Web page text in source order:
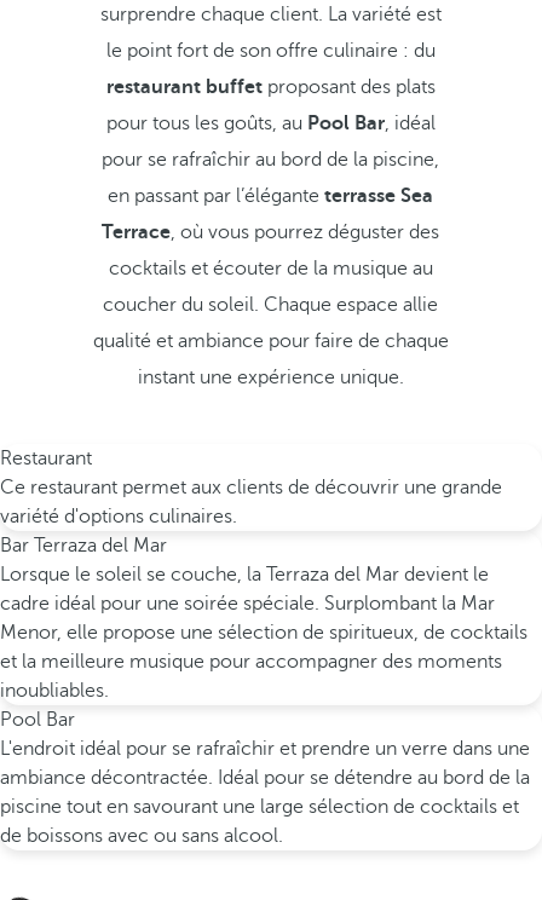
surprendre chaque client. La variété est
le point fort de son offre culinaire : du
restaurant buffetproposant des plats
pour tous les goûts, au Pool Bar, idéal
pour se rafraîchir au bord de la piscine,
en passant par l’éléganteterrasse Sea
Terrace, où vous pourrez déguster des
cocktails et écouter de la musique au
coucher du soleil. Chaque espace allie
qualité et ambiance pour faire de chaque
instant une expérience unique.
Restaurant
Ce restaurant permet aux clients de découvrir une grande
variété d'options culinaires.
Bar Terraza del Mar
Lorsque le soleil se couche, la Terraza del Mar devient le
cadre idéal pour une soirée spéciale. Surplombant la Mar
Menor, elle propose une sélection de spiritueux, de cocktails
et la meilleure musique pour accompagner des moments
inoubliables.
Pool Bar
L'endroit idéal pour se rafraîchir et prendre un verre dans une
ambiance décontractée. Idéal pour se détendre au bord de la
piscine tout en savourant une large sélection de cocktails et
de boissons avec ou sans alcool.